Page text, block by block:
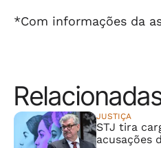
*Com informações da
JUSTIÇA
STJ tira
acusações